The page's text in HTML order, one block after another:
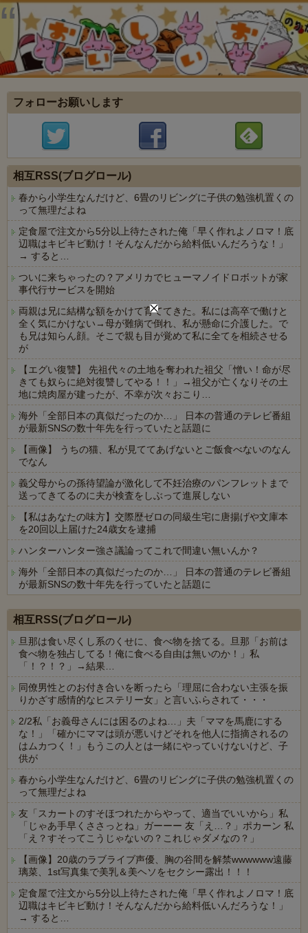
フォローお願いします
相互RSS(ブログロール)
春から小学生なんだけど、6畳のリビングに子供の勉強机置くの
って無理だよね
定食屋で注文から5分以上待たされた俺「早く作れよノロマ！底
辺職はキビキビ動け！そんなんだから給料低いんだろうな！」
→ すると…
ついに来ちゃったの？アメリカでヒューマノイドロボットが家
事代行サービスを開始
両親は兄に結構な額をかけて育ててきた。私には高卒で働けと
全く気にかけない→母が難病で倒れ、私が懸命に介護した。で
も兄は知らん顔。そこで親も目が覚めて私に全てを相続させる
が
【エグい復讐】 先祖代々の土地を奪われた祖父「憎い！命が尽
きても奴らに絶対復讐してやる！！」→祖父が亡くなりその土
地に焼肉屋が建ったが、不幸が次々おこり…
海外「全部日本の真似だったのか…」 日本の普通のテレビ番組
が最新SNSの数十年先を行っていたと話題に
【画像】 うちの猫、私が見ててあげないとご飯食べないのなん
でなん
義父母からの孫待望論が激化して不妊治療のパンフレットまで
送ってきてるのに夫が検査をしぶって進展しない
【私はあなたの味方】交際歴ゼロの同級生宅に唐揚げや文庫本
を20回以上届けた24歳女を逮捕
ハンターハンター強さ議論ってこれで間違い無いんか？
海外「全部日本の真似だったのか…」 日本の普通のテレビ番組
が最新SNSの数十年先を行っていたと話題に
相互RSS(ブログロール)
旦那は食い尽くし系のくせに、食べ物を捨てる。旦那「お前は
食べ物を独占してる！俺に食べる自由は無いのか！」私
「！？！？」→結果…
同僚男性とのお付き合いを断ったら「理屈に合わない主張を振
りかざす感情的なヒステリー女」と言いふらされて・・・
2/2私「お義母さんには困るのよね…」夫「ママを馬鹿にする
な！」「確かにママは頭が悪いけどそれを他人に指摘されるの
はムカつく！」もうこの人とは一緒にやっていけないけど、子
供が
春から小学生なんだけど、6畳のリビングに子供の勉強机置くの
って無理だよね
友「スカートのすそほつれたからやって、適当でいいから」私
「じゃあ手早くささっとね」ガーーー 友「え…？」ポカーン 私
「え？すそってこうじゃないの？これじゃダメなの？」
【画像】20歳のラブライブ声優、胸の谷間を解禁wwwwww遠藤
璃菜、1st写真集で美乳＆美ヘソをセクシー露出！！！
定食屋で注文から5分以上待たされた俺「早く作れよノロマ！底
辺職はキビキビ動け！そんなんだから給料低いんだろうな！」
→ すると…